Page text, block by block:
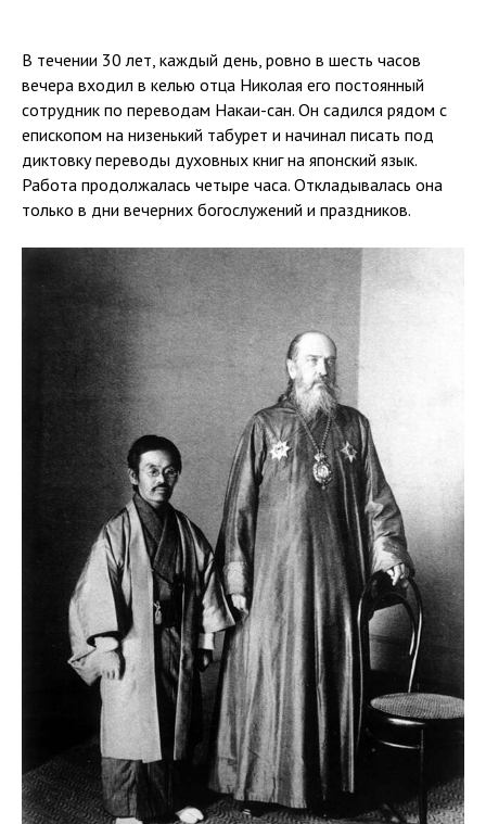
В течении 30 лет, каждый день, ровно в шесть часов
вечера входил в келью отца Николая его постоянный
сотрудник по переводам Накаи-сан. Он садился рядом с
епископом на низенький табурет и начинал писать под
диктовку переводы духовных книг на японский язык.
Работа продолжалась четыре часа. Откладывалась она
только в дни вечерних богослужений и праздников.